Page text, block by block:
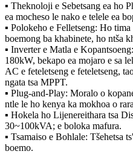
▪ Theknoloji e Sebetsang ea ho
ea mocheso le nako e telele ea
▪ Polokeho e Felletseng: Ho
boemong ba khabinete, ho ntša
▪ Inverter e Matla e
180kW, bekapo ea mojaro e sa
AC e feteletseng e feteletseng,
ngata tsa MPPT.
▪ Plug-and-Play: Moralo o
ntle le ho kenya ka mokhoa o
▪ Hokela ho Lijenereithara tsa
30~100kVA; e boloka mafura.
▪ Tsamaiso e Bohlale: Tšehetsa
boemo.